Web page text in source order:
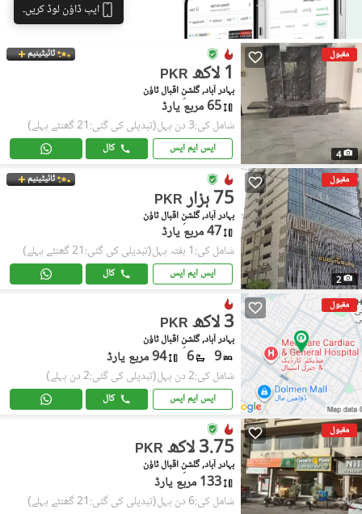
ایپ ڈاؤن لوڈ کریں۔
مقبول
4
ٹائیٹینیم
PKR 1 لاکھ
بہادر آباد, گلشنِ اقبال ٹاؤن
65 مربع یارڈ
شامل کی:3 دن پہل (تبدیلی کی گئی:21 گھنٹے پہلے)
ایس ایم ایس کال
مقبول
2
ٹائیٹینیم
PKR 75 ہزار
بہادر آباد, گلشنِ اقبال ٹاؤن
47 مربع یارڈ
شامل کی:1 ہفتہ پہل (تبدیلی کی گئی:21 گھنٹے پہلے)
ایس ایم ایس کال
مقبول
PKR 3 لاکھ
بہادر آباد, گلشنِ اقبال ٹاؤن
9
6 94 مربع یارڈ
شامل کی:2 دن پہل (تبدیلی کی گئی:2 دن پہلے)
ایس ایم ایس کال
مقبول
PKR 3.75 لاکھ
بہادر آباد, گلشنِ اقبال ٹاؤن
133 مربع یارڈ
شامل کی:6 دن پہل (تبدیلی کی گئی:21 گھنٹے پہلے)